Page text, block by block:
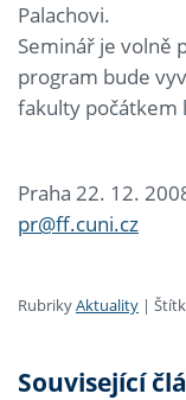
Palachovi.
Seminář je volně
program bude
fakulty počátkem
Praha 22. 12.
pr@ff.cuni.cz
RubrikyAktuality |
Související